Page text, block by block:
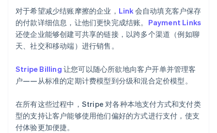
对于希望减少结账摩擦的企业， Link会自动填充客户保存
的付款详细信息，让他们更快完成结账。 Payment Links
还使企业能够创建可共享的链接，以跨多个渠道（例如聊
天、社交和移动端）进行销售。
Stripe Billing 让您可以随心所欲地向客户开单并管理客
户——从标准的定期计费模型到分级和混合定价模型。
在所有这些过程中，Stripe 对各种本地支付方式和支付类
型的支持让客户能够使用他们偏好的方式进行支付，使支
付体验更加便捷。